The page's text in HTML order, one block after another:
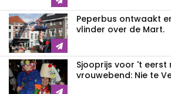
Peperbus ontwaakt
vlinder over de Mart.
Sjooprijs voor 't eerst
vrouwebend: Nie te